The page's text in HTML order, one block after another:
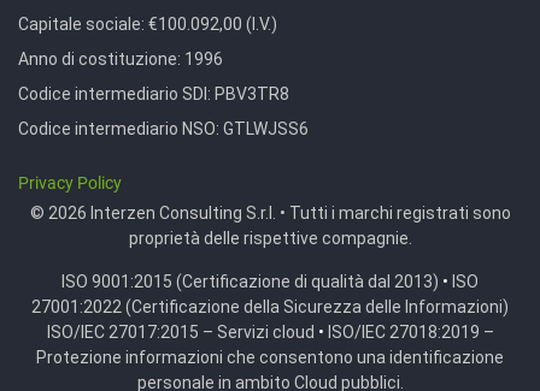
Capitale sociale: €100.092,00 (I.V.)
Anno di costituzione: 1996
Codice intermediario SDI: PBV3TR8
Codice intermediario NSO: GTLWJSS6
Privacy Policy
© 2026 Interzen Consulting S.r.l. • Tutti i marchi registrati sono
proprietà delle rispettive compagnie.
ISO 9001:2015 (Certificazione di qualità dal 2013) • ISO
27001:2022 (Certificazione della Sicurezza delle Informazioni)
ISO/IEC 27017:2015 – Servizi cloud • ISO/IEC 27018:2019 –
Protezione informazioni che consentono una identificazione
personale in ambito Cloud pubblici.